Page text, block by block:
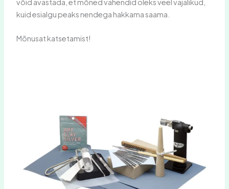
võid avastada, et mõned vahendid oleks veel vajalikud,
kuid esialgu peaks nendega hakkama saama.
Mõnusat katsetamist!